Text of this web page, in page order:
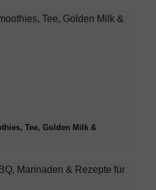
Tee, Golden Milk &